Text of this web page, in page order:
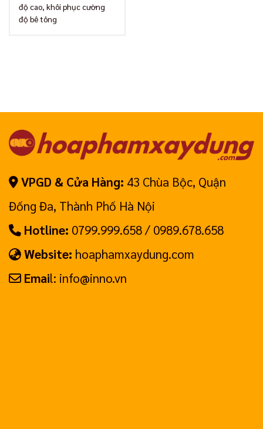
độ cao, khôi phục cường
độ bê tông
VPGD & Cửa Hàng: 43 Chùa Bộc, Quận
Đống Đa, Thành Phố Hà Nội
Hotline: 0799.999.658 / 0989.678.658
Website: hoaphamxaydung.com
Email: info@inno.vn